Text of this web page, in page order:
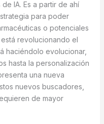
IA. Es a partir de ahí
para poder
o potenciales
está revolucionando el
haciéndolo evolucionar,
hasta la personalización
una nueva
nuevos buscadores,
de mayor